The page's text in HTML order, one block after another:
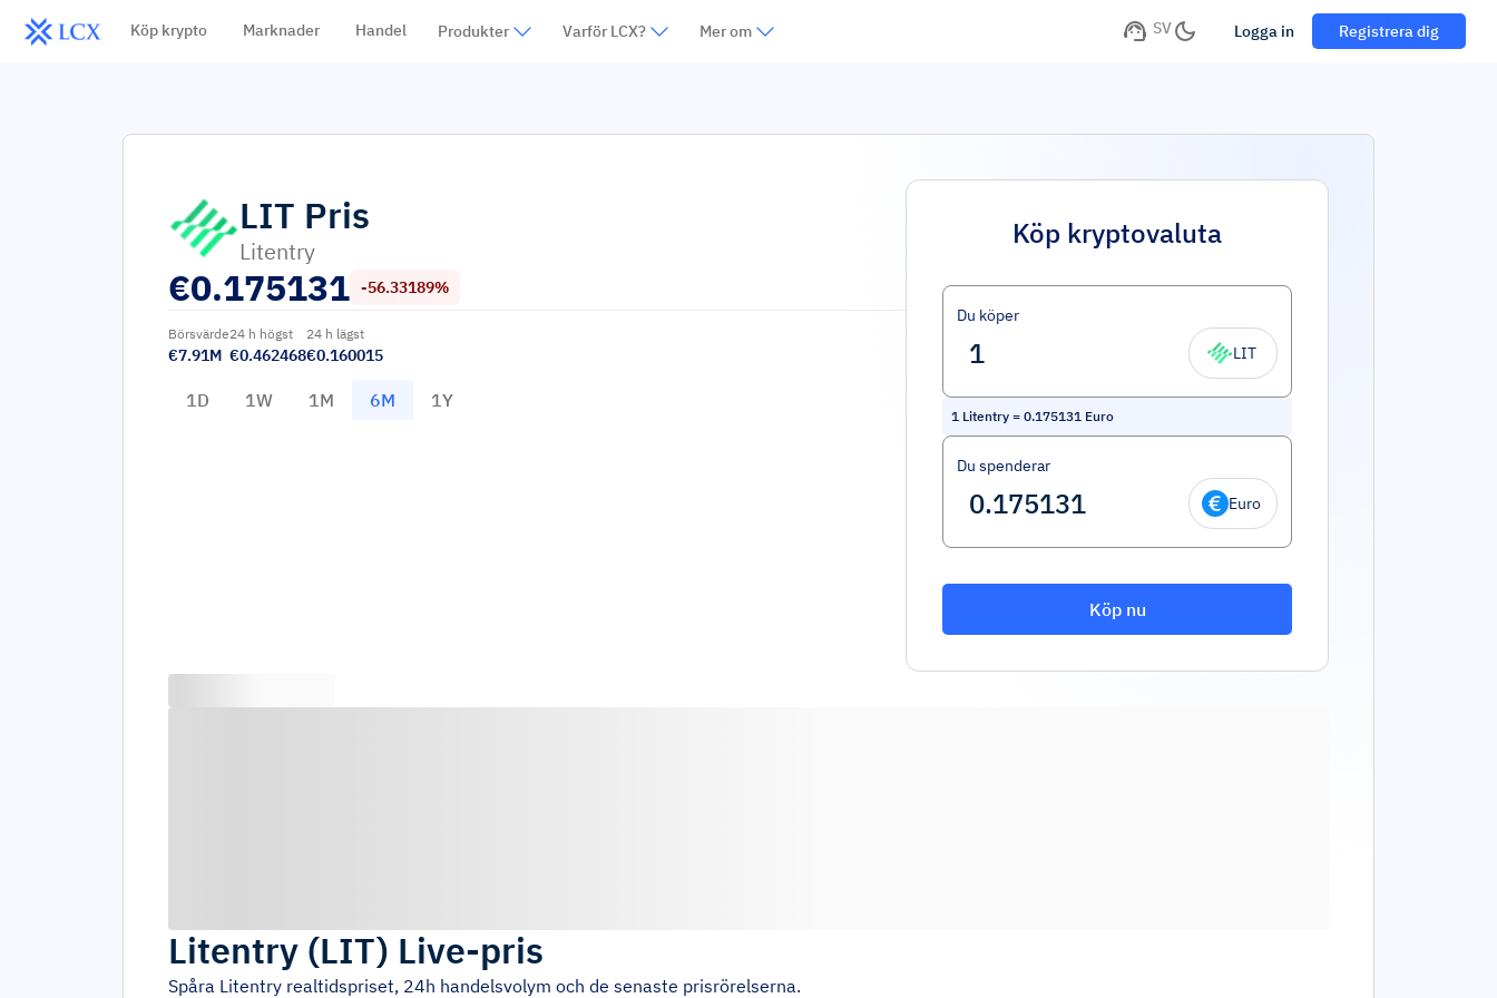
Köp krypto Marknader Handel Produkter Varför LCX? Mer om SV Logga in Registrera dig
LIT Pris
Litentry
€0.175131 -56.33189%
Börsvärde
€7.91M
24 h högst
€0.462468
24 h lägst
€0.160015
1D 1W 1M 6M 1Y
Köp kryptovaluta
Du köper
LIT
1 Litentry = 0.175131 Euro
Du spenderar
Euro
Köp nu
Litentry (LIT) Live-pris
Spåra Litentry realtidspriset, 24h handelsvolym och de senaste prisrörelserna.